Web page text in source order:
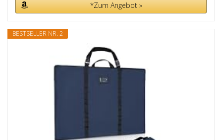
*Zum Angebot »
BESTSELLER NR. 2